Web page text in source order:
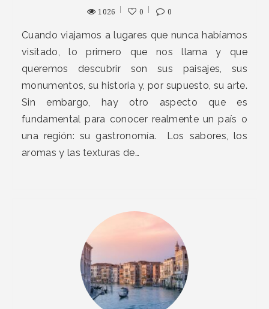
1026 0 0
Cuando viajamos a lugares que nunca habíamos
visitado, lo primero que nos llama y que
queremos descubrir son sus paisajes, sus
monumentos, su historia y, por supuesto, su arte.
Sin embargo, hay otro aspecto que es
fundamental para conocer realmente un país o
una región: su gastronomía. Los sabores, los
aromas y las texturas de…